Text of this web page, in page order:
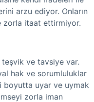
arzu ediyor. Onların
zorla itaat ettirmiyor.
ve tavsiye var.
hak ve sorumluluklar
boyutta uyar ve uymak
zorla iman